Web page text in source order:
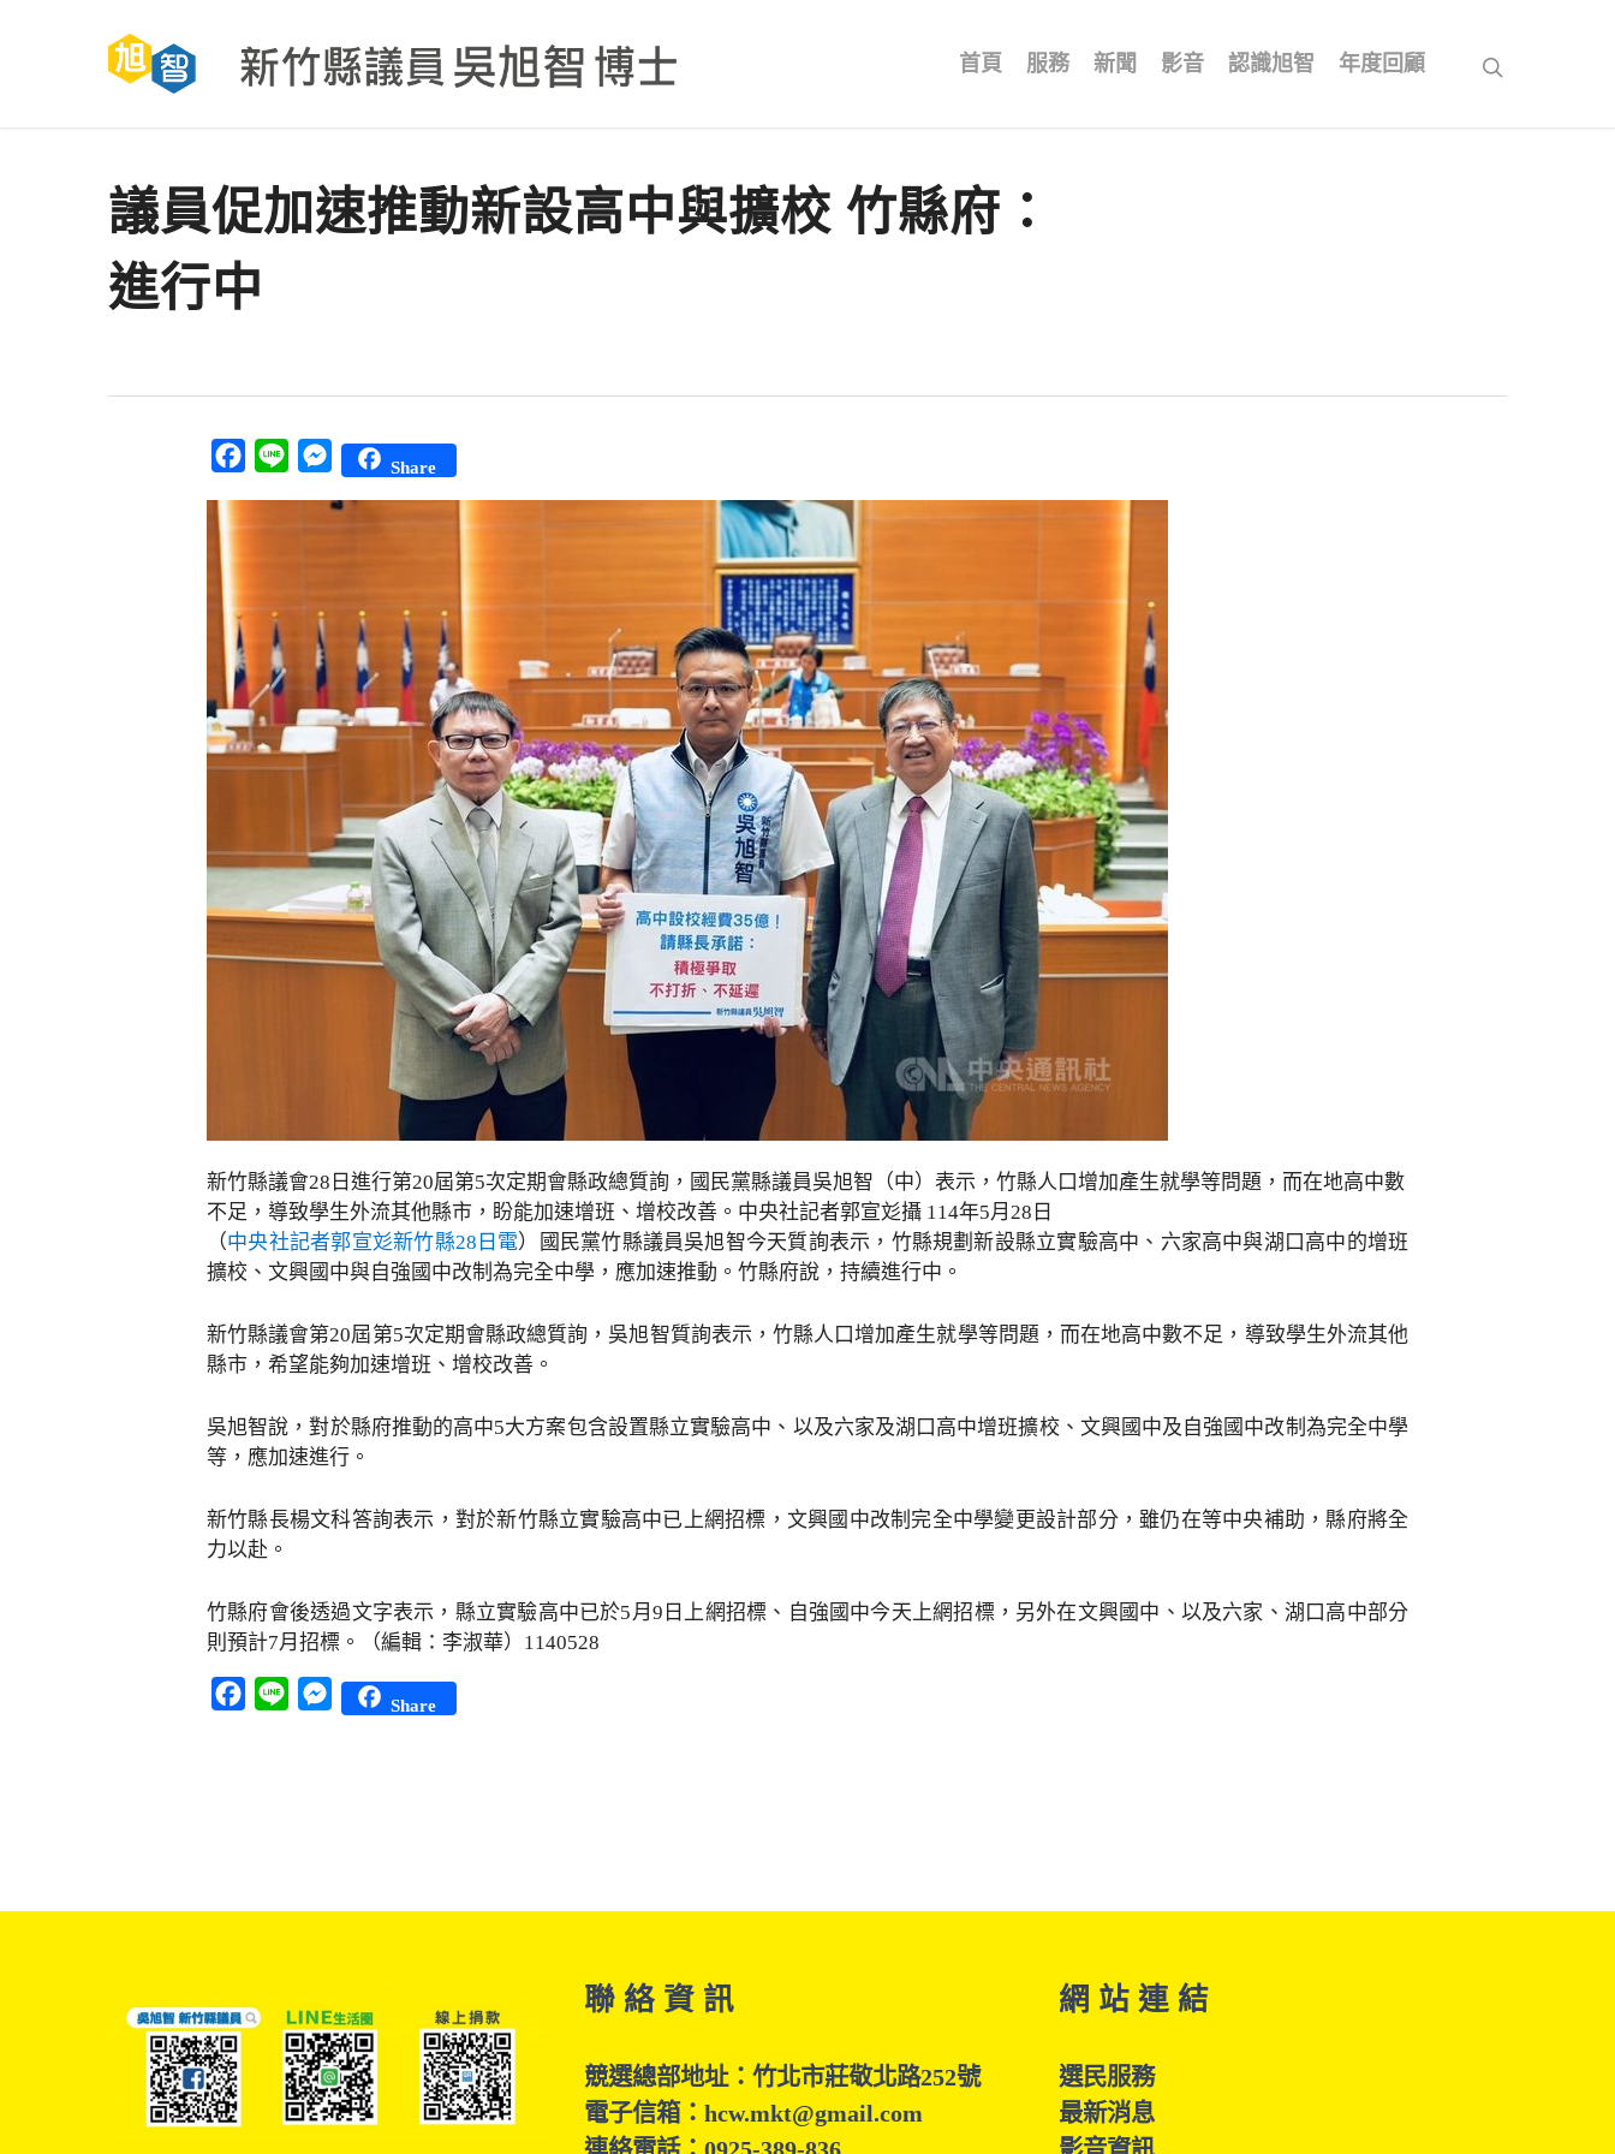
首頁 服務 新聞 影音 認識旭智 年度回顧
議員促加速推動新設高中與擴校 竹縣府：
進行中
Facebook
Line Messenger
Share
新竹縣議會28日進行第20屆第5次定期會縣政總質詢，國民黨縣議員吳旭智（中）表示，竹縣人口增加產生就學等問題，而在地高中數
不足，導致學生外流其他縣市，盼能加速增班、增校改善。中央社記者郭宣彣攝 114年5月28日
（中央社記者郭宣彣新竹縣28日電）國民黨竹縣議員吳旭智今天質詢表示，竹縣規劃新設縣立實驗高中、六家高中與湖口高中的增班
擴校、文興國中與自強國中改制為完全中學，應加速推動。竹縣府說，持續進行中。
新竹縣議會第20屆第5次定期會縣政總質詢，吳旭智質詢表示，竹縣人口增加產生就學等問題，而在地高中數不足，導致學生外流其他
縣市，希望能夠加速增班、增校改善。
吳旭智說，對於縣府推動的高中5大方案包含設置縣立實驗高中、以及六家及湖口高中增班擴校、文興國中及自強國中改制為完全中學
等，應加速進行。
新竹縣長楊文科答詢表示，對於新竹縣立實驗高中已上網招標，文興國中改制完全中學變更設計部分，雖仍在等中央補助，縣府將全
力以赴。
竹縣府會後透過文字表示，縣立實驗高中已於5月9日上網招標、自強國中今天上網招標，另外在文興國中、以及六家、湖口高中部分
則預計7月招標。（編輯：李淑華）1140528
Facebook
Line Messenger
Share
聯 絡 資 訊
競選總部地址：竹北市莊敬北路252號
電子信箱：hcw.mkt@gmail.com
網 站 連 結
選民服務
最新消息